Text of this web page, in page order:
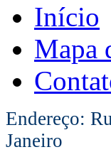
Início
Mapa
Endereço:
Janeiro